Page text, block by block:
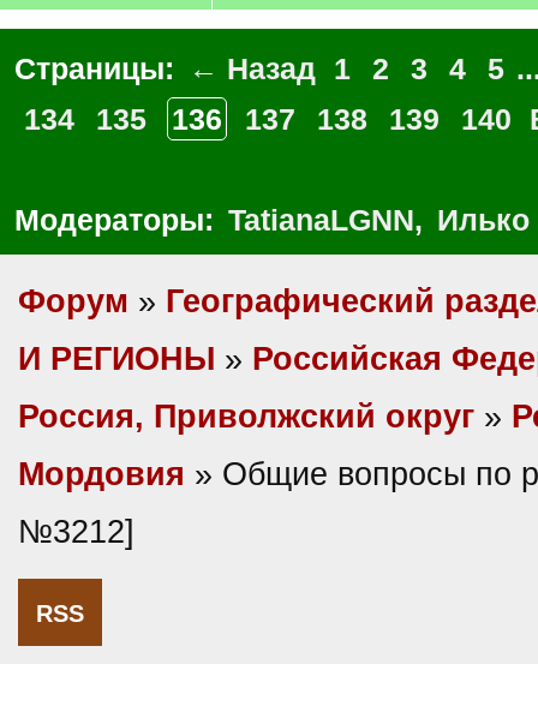
Страницы: ← Назад 1 2 3 4 5
134
135 136 137 138 139 140
Модераторы: TatianaLGNN, Илько
Форум » Географический
И РЕГИОНЫ » Российская
Россия, Приволжский округ »
Мордовия » Общие вопросы по
№3212]
RSS